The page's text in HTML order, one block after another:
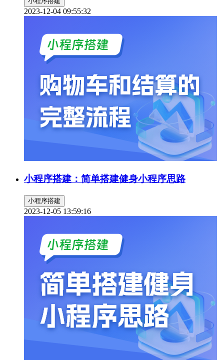
2023-12-04 09:55:32
小程序搭建：简单搭建健身小程序思路
小程序搭建
2023-12-05 13:59:16